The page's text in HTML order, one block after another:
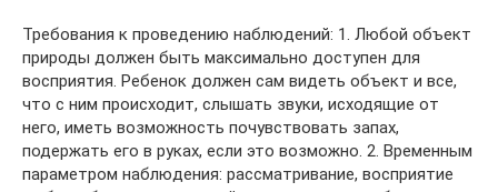
Требования к проведению наблюдений: 1. Любой объект
природы должен быть максимально доступен для
восприятия. Ребенок дол­жен сам видеть объект и все,
что с ним происходит, слышать звуки, исходящие от
него, иметь возможность почувствовать запах,
подержать его в руках, если это возможно. 2. Временным
параметром наблюдения: рассматривание, восприятие